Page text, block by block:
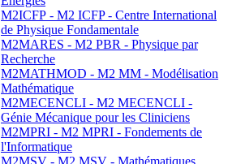
M2ICFP - M2 ICFP - Centre International
de Physique Fondamentale
M2MARES - M2 PBR - Physique par
Recherche
M2MATHMOD - M2 MM - Modélisation
Mathématique
M2MECENCLI - M2 MECENCLI -
Génie Mécanique pour les Cliniciens
M2MPRI - M2 MPRI - Fondements de
l'Informatique
M2MSV - M2 MSV - Mathématiques